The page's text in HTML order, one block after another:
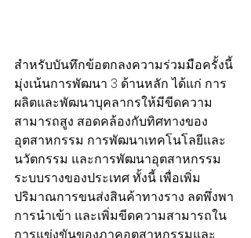
สำหรับบันทึกข้อตกลงความร่วมมือครั้งนี้
มุ่งเน้นการพัฒนา 3 ด้านหลัก ได้แก่ การ
ผลิตและพัฒนาบุคลากรให้มีขีดความ
สามารถสูง สอดคล้องกับทิศทางของ
อุตสาหกรรม การพัฒนาเทคโนโลยีและ
นวัตกรรม และการพัฒนาอุตสาหกรรม
ระบบรางของประเทศ ทั้งนี้ เพื่อเพิ่ม
ปริมาณการขนส่งสินค้าทางราง ลดพึ่งพา
การนำเข้า และเพิ่มขีดความสามารถใน
การแข่งขันของภาคอุตสาหกรรมและ